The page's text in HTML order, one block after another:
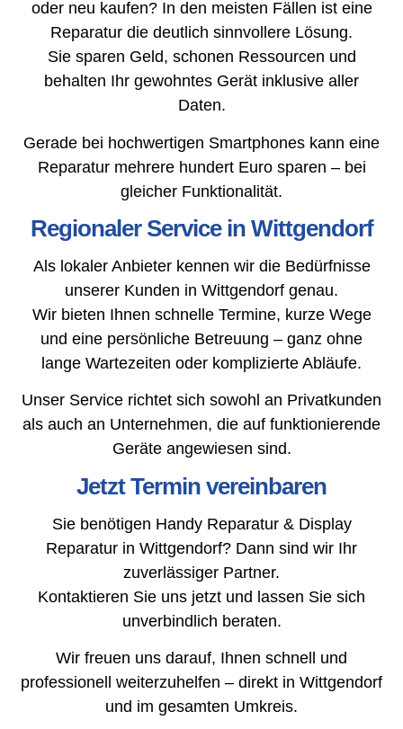
oder neu kaufen? In den meisten Fällen ist eine
Reparatur die deutlich sinnvollere Lösung.
Sie sparen Geld, schonen Ressourcen und
behalten Ihr gewohntes Gerät inklusive aller
Daten.
Gerade bei hochwertigen Smartphones kann eine
Reparatur mehrere hundert Euro sparen – bei
gleicher Funktionalität.
Regionaler Service in Wittgendorf
Als lokaler Anbieter kennen wir die Bedürfnisse
unserer Kunden in Wittgendorf genau.
Wir bieten Ihnen schnelle Termine, kurze Wege
und eine persönliche Betreuung – ganz ohne
lange Wartezeiten oder komplizierte Abläufe.
Unser Service richtet sich sowohl an Privatkunden
als auch an Unternehmen, die auf funktionierende
Geräte angewiesen sind.
Jetzt Termin vereinbaren
Sie benötigen Handy Reparatur & Display
Reparatur in Wittgendorf? Dann sind wir Ihr
zuverlässiger Partner.
Kontaktieren Sie uns jetzt und lassen Sie sich
unverbindlich beraten.
Wir freuen uns darauf, Ihnen schnell und
professionell weiterzuhelfen – direkt in Wittgendorf
und im gesamten Umkreis.